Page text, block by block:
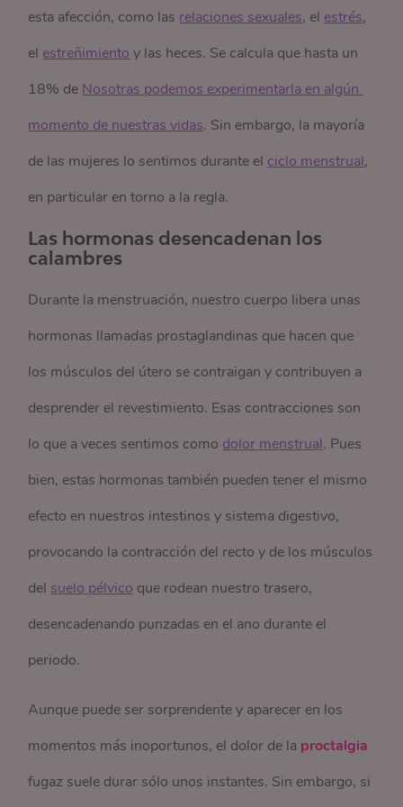
esta afección, como lasrelaciones sexuales, elestrés,
elestreñimientoy las heces. Se calcula que hasta un
18% deNosotras podemos experimentarla en algún
momento de nuestras vidas. Sin embargo, la mayoría
de las mujeres lo sentimos durante elciclo menstrual,
en particular en torno a la regla.
Las hormonas desencadenan los
calambres
Durante la menstruación, nuestro cuerpo libera unas
hormonas llamadas prostaglandinas que hacen que
los músculos del útero se contraigan y contribuyen a
desprender el revestimiento. Esas contracciones son
lo que a veces sentimos comodolor menstrual. Pues
bien, estas hormonas también pueden tener el mismo
efecto en nuestros intestinos y sistema digestivo,
provocando la contracción del recto y de los músculos
delsuelo pélvico que rodean nuestro trasero,
desencadenando punzadas en el ano durante el
periodo.
Aunque puede ser sorprendente y aparecer en los
momentos más inoportunos, el dolor de la proctalgia
fugaz suele durar sólo unos instantes. Sin embargo, si